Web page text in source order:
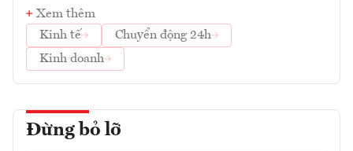
Xem thêm
Kinh tế
Chuyển động 24h
Kinh doanh
Đừng bỏ lỡ